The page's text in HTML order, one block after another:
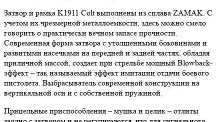
Затвор и рамка K1911 Colt выполнены из сплава ZAMAK. С
учетом их чрезмерной металлоемкости, здесь можно смело
говорить о практически вечном запасе прочности.
Современная форма затвора с утолщенными боковинами и
развитыми насечками на передней и задней частях, обладая
приличной массой, создает при стрельбе мощный Blowback-
эффект – так называемый эффект имитации отдачи боевого
пистолета. Выбрасыватель современной конструкции на
вертикальной оси и с собственной пружиной.
Прицельные приспособления – мушка и целик – отлиты